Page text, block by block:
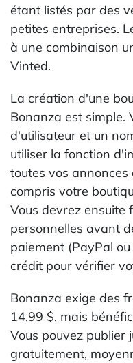
étant listés par des
petites entreprises.
à une combinaison
Vinted.
La création d'une
Bonanza est simple.
d'utilisateur et un
utiliser la fonction
toutes vos
compris votre
Vous devrez ensuite
personnelles avant
paiement (PayPal
crédit pour vérifier
Bonanza exige des
14,99 $, mais
Vous pouvez publier
gratuitement,